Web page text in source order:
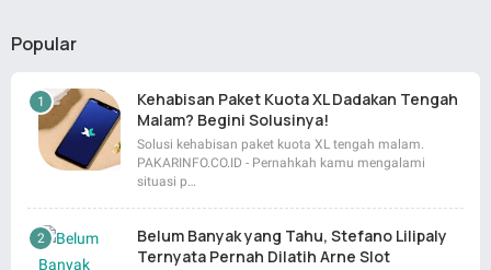
Popular
Kehabisan Paket Kuota XL Dadakan Tengah
Malam? Begini Solusinya!
Solusi kehabisan paket kuota XL tengah malam.
PAKARINFO.CO.ID - Pernahkah kamu mengalami
situasi p…
Belum Banyak yang Tahu, Stefano Lilipaly
Ternyata Pernah Dilatih Arne Slot